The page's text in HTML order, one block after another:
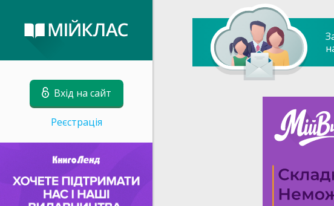
Вхід на сайт
Реєстрація